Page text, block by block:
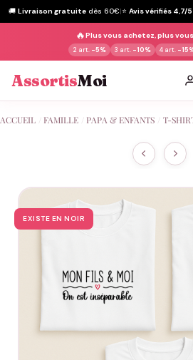
🚚 Livraison gratuite dès 60€|⭐ Avis vérifiés 4,7/5
🔥Plus vous achetez, plus
2 art. -5% 3 art. -10% 4 art. -
AssortisMoi
au
ACCUEIL FAMILLE PAPA & ENFANTS T-
EXISTE EN NOIR